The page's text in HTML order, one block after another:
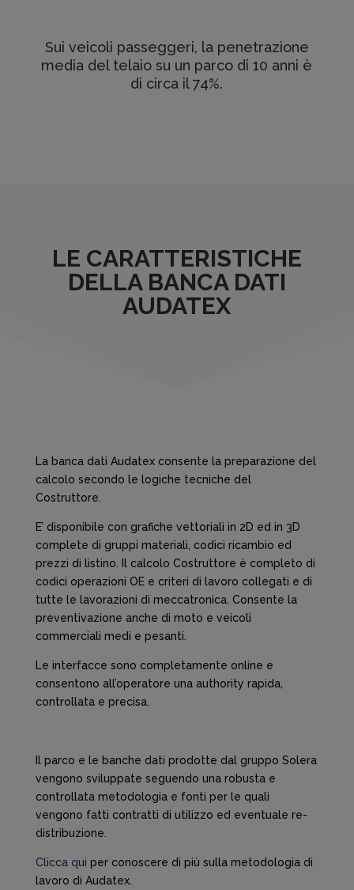
Sui veicoli passeggeri, la penetrazione
media del telaio su un parco di 10 anni è
di circa il 74%.
LE CARATTERISTICHE
DELLA BANCA DATI
AUDATEX
La banca dati Audatex consente la preparazione del
calcolo secondo le logiche tecniche del
Costruttore.
E’ disponibile con grafiche vettoriali in 2D ed in 3D
complete di gruppi materiali, codici ricambio ed
prezzi di listino. Il calcolo Costruttore è completo di
codici operazioni OE e criteri di lavoro collegati e di
tutte le lavorazioni di meccatronica. Consente la
preventivazione anche di moto e veicoli
commerciali medi e pesanti.
Le interfacce sono completamente online e
consentono all’operatore una authority rapida,
controllata e precisa.
Il parco e le banche dati prodotte dal gruppo Solera
vengono sviluppate seguendo una robusta e
controllata metodologia e fonti per le quali
vengono fatti contratti di utilizzo ed eventuale re-
distribuzione.
Clicca qui per conoscere di più sulla metodologia di
lavoro di Audatex.